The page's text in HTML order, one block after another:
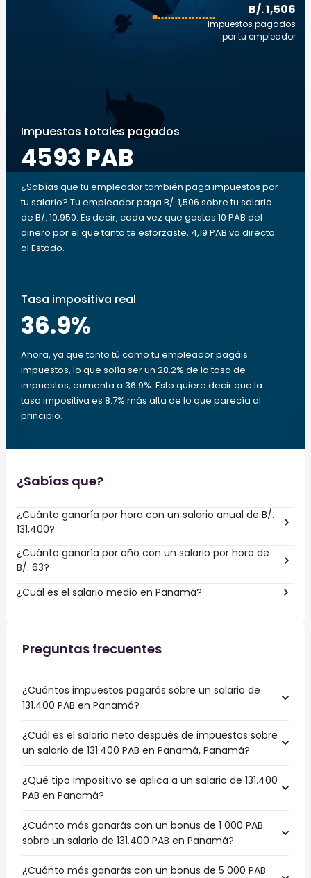
B/. 1,506
Impuestos pagados
por tu empleador
Impuestos totales pagados
4593 PAB
¿Sabías que tu empleador también paga impuestos por
tu salario? Tu empleador paga B/. 1,506 sobre tu salario
de B/. 10,950. Es decir, cada vez que gastas 10 PAB del
dinero por el que tanto te esforzaste, 4,19 PAB va directo
al Estado.
Tasa impositiva real
36.9%
Ahora, ya que tanto tú como tu empleador pagáis
impuestos, lo que solía ser un 28.2% de la tasa de
impuestos, aumenta a 36.9%. Esto quiere decir que la
tasa impositiva es 8.7% más alta de lo que parecía al
principio.
¿Sabías que?
¿Cuánto ganaría por hora con un salario anual de B/.
131,400?
¿Cuánto ganaría por año con un salario por hora de
B/. 63?
¿Cuál es el salario medio en Panamá?
Preguntas frecuentes
¿Cuántos impuestos pagarás sobre un salario de
131.400 PAB en Panamá?
¿Cuál es el salario neto después de impuestos sobre
un salario de 131.400 PAB en Panamá, Panamá?
¿Qué tipo impositivo se aplica a un salario de 131.400
PAB en Panamá?
¿Cuánto más ganarás con un bonus de 1 000 PAB
sobre un salario de 131.400 PAB en Panamá?
¿Cuánto más ganarás con un bonus de 5 000 PAB